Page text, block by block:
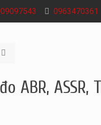
0963470361
ABR, ASSR,